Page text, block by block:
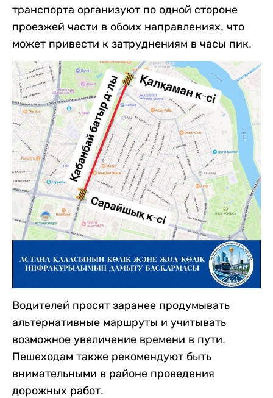
транспорта организуют по одной стороне
проезжей части в обоих направлениях, что
может привести к затруднениям в часы пик.
Водителей просят заранее продумывать
альтернативные маршруты и учитывать
возможное увеличение времени в пути.
Пешеходам также рекомендуют быть
внимательными в районе проведения
дорожных работ.